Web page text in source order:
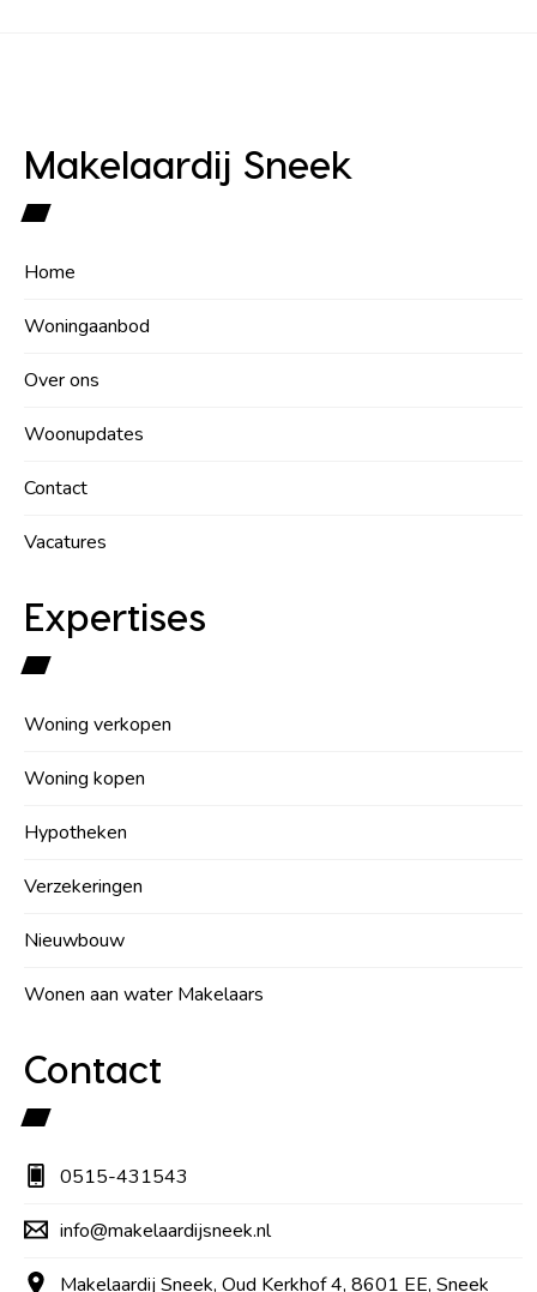
Makelaardij Sneek
Home
Woningaanbod
Over ons
Woonupdates
Contact
Vacatures
Expertises
Woning verkopen
Woning kopen
Hypotheken
Verzekeringen
Nieuwbouw
Wonen aan water Makelaars
Contact
0515-431543
info@makelaardijsneek.nl
Makelaardij Sneek, Oud Kerkhof 4, 8601 EE, Sneek